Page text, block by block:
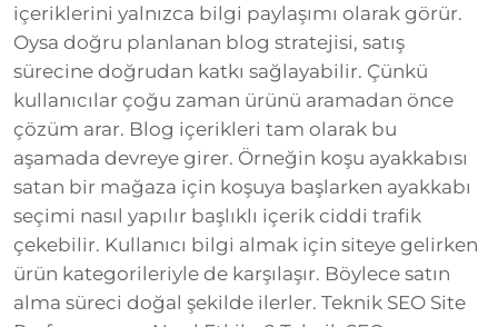
içeriklerini yalnızca bilgi paylaşımı olarak görür.
Oysa doğru planlanan blog stratejisi, satış
sürecine doğrudan katkı sağlayabilir. Çünkü
kullanıcılar çoğu zaman ürünü aramadan önce
çözüm arar. Blog içerikleri tam olarak bu
aşamada devreye girer. Örneğin koşu ayakkabısı
satan bir mağaza için koşuya başlarken ayakkabı
seçimi nasıl yapılır başlıklı içerik ciddi trafik
çekebilir. Kullanıcı bilgi almak için siteye gelirken
ürün kategorileriyle de karşılaşır. Böylece satın
alma süreci doğal şekilde ilerler. Teknik SEO Site